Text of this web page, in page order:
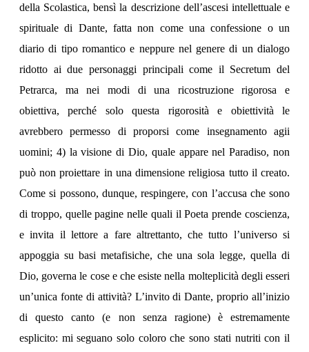
della Scolastica, bensì la descrizione dell’ascesi intellettuale e
spirituale di Dante, fatta non come una confessione o un
diario di tipo romantico e neppure nel genere di un dialogo
ridotto ai due personaggi principali come il Secretum del
Petrarca, ma nei modi di una ricostruzione rigorosa e
obiettiva, perché solo questa rigorosità e obiettività le
avrebbero permesso di proporsi come insegnamento agii
uomini; 4) la visione di Dio, quale appare nel Paradiso, non
può non proiettare in una dimensione religiosa tutto il creato.
Come si possono, dunque, respingere, con l’accusa che sono
di troppo, quelle pagine nelle quali il Poeta prende coscienza,
e invita il lettore a fare altrettanto, che tutto l’universo si
appoggia su basi metafisiche, che una sola legge, quella di
Dio, governa le cose e che esiste nella molteplicità degli esseri
un’unica fonte di attività? L’invito di Dante, proprio all’inizio
di questo canto (e non senza ragione) è estremamente
esplicito: mi seguano solo coloro che sono stati nutriti con il